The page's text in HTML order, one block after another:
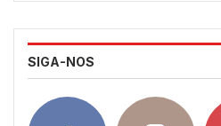
SIGA-NOS